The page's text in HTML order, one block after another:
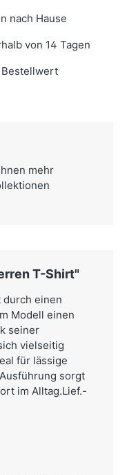
nach Hause
von 14 Tagen
Bestellwert
mehr
T-Shirt"
einen
Modell einen
seiner
vielseitig
für lässige
sorgt
im Alltag.Lief.-